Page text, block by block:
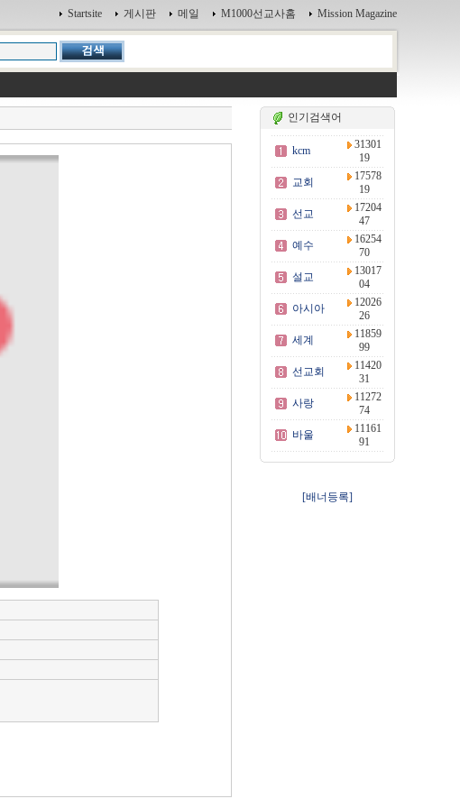
Startsite 게시판 메일 M1000선교사홈 Mission Magazine
인기검색어
kcm
31301
19
교회
17578
19
선교
17204
47
예수
16254
70
설교
13017
04
아시아
12026
26
세계
11859
99
선교회
11420
31
사랑
11272
74
바울
11161
91
[배너등록]